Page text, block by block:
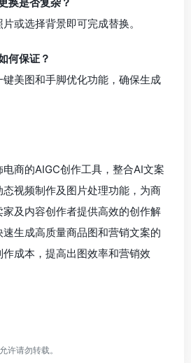
或选择背景即可完成替换。
何保证？
美图和手脚优化功能，确保生成
商的AIGC创作工具，整合AI文案
视频制作及图片处理功能，为商
及内容创作者提供高效的创作解
生成高质量商品图和营销文案的
成本，提高出图效率和营销效
许请勿转载。